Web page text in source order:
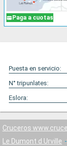
Paga a cuotas
Puesta en servicio:
N° tripunlates:
Eslora:
Cruceros
Le Dumont d Urville